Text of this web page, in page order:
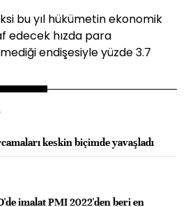
bu yıl hükümetin ekonomik
edecek hızda para
endişesiyle yüzde 3.7
keskin biçimde yavaşladı
imalat PMI 2022'den beri en